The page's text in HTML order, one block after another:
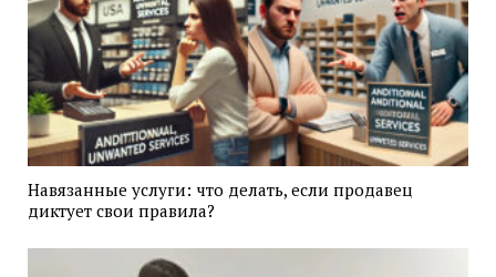
Навязанные услуги: что делать, если продавец
диктует свои правила?